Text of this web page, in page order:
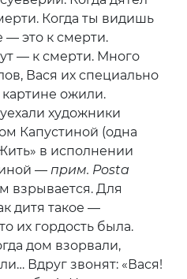
Когда ты видишь
это к смерти.
— к смерти. Много
Вася их специально
картине ожили.
художники
Капустиной (одна
в исполнении
— прим. Posta
взрывается. Для
дитя такое —
их гордость была.
дом взорвали,
Вдруг звонят: «Вася!